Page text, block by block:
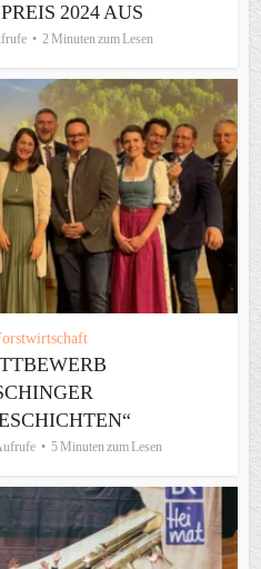
2024 AUS
2 Minuten zum Lesen
5 Minuten zum Lesen